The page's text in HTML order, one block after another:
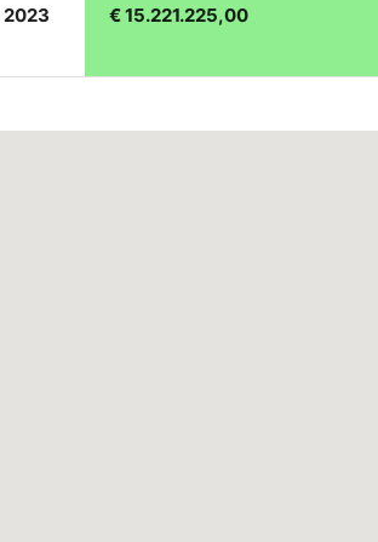
2023 € 15.221.225,00